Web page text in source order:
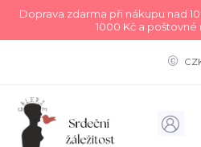
Doprava zdarma při nákupu nad
1000 Kč a poštovné